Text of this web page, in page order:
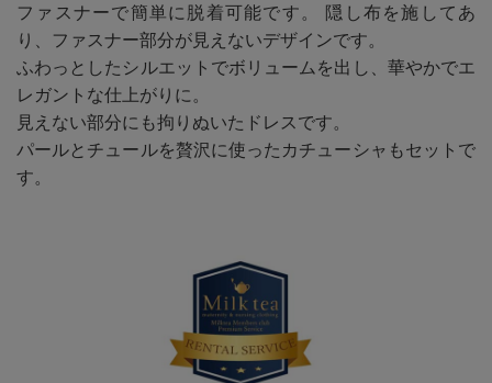
ファスナーで簡単に脱着可能です。 隠し布を施してあ
り、ファスナー部分が見えないデザインです。
ふわっとしたシルエットでボリュームを出し、華やかでエ
レガントな仕上がりに。
見えない部分にも拘りぬいたドレスです。
パールとチュールを贅沢に使ったカチューシャもセットで
す。